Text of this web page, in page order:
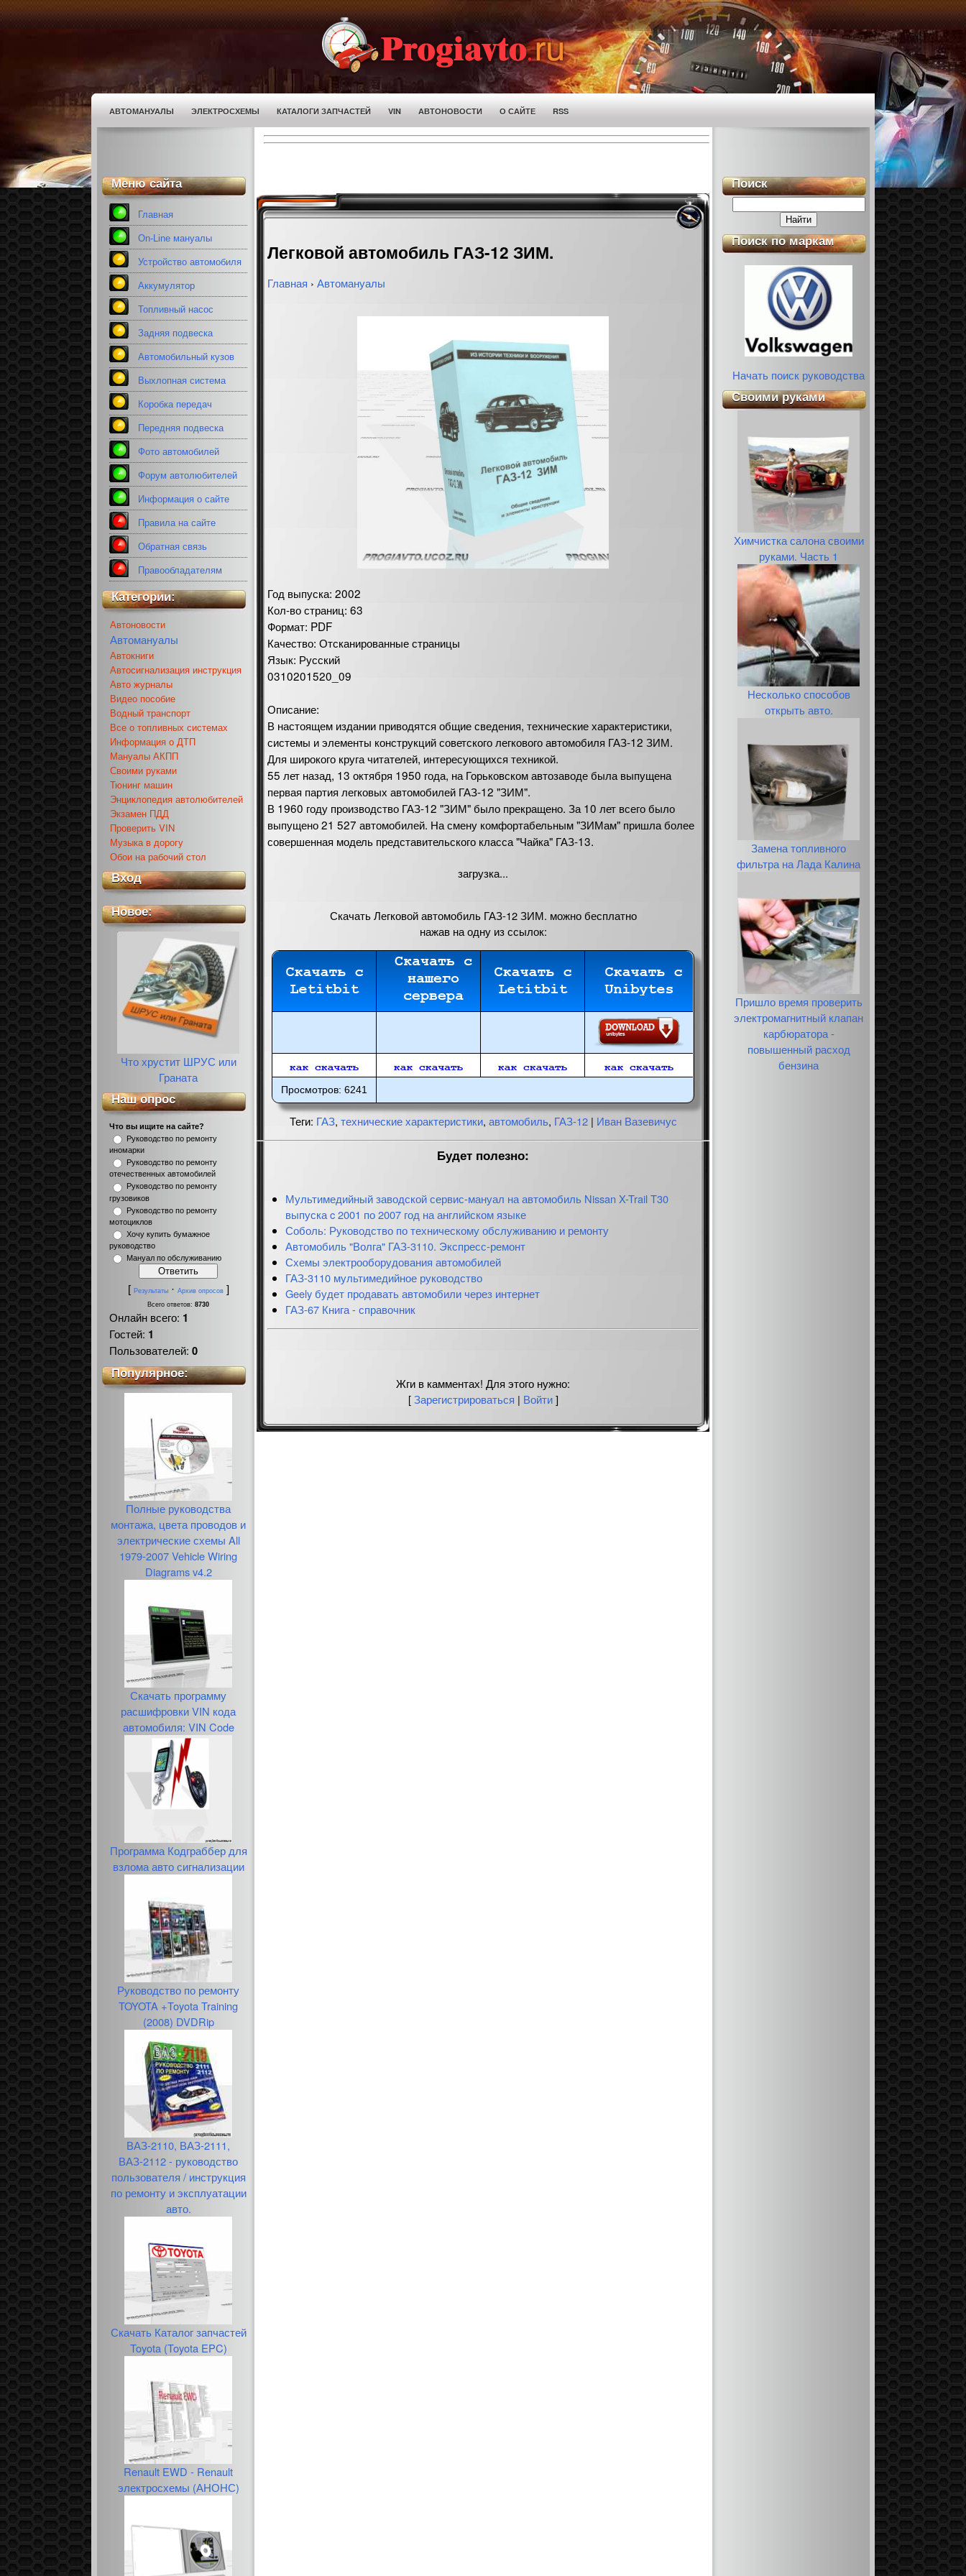
АВТОМАНУАЛЫ ЭЛЕКТРОСХЕМЫ КАТАЛОГИ ЗАПЧАСТЕЙ VIN АВТОНОВОСТИ О САЙТЕ RSS
Меню сайта
Главная
On-Line мануалы
Устройство автомобиля
Аккумулятор
Топливный насос
Задняя подвеска
Автомобильный кузов
Выхлопная система
Коробка передач
Передняя подвеска
Фото автомобилей
Форум автолюбителей
Информация о сайте
Правила на сайте
Обратная связь
Правообладателям
Категории:
Автоновости
Автомануалы
Автокниги
Автосигнализация инструкция
Авто журналы
Видео пособие
Водный транспорт
Все о топливных системах
Информация о ДТП
Мануалы АКПП
Своими руками
Тюнинг машин
Энциклопедия автолюбителей
Экзамен ПДД
Проверить VIN
Музыка в дорогу
Обои на рабочий стол
Вход
Новое:
Что хрустит ШРУС или
Граната
Наш опрос
Что вы ищите на сайте?
Руководство по ремонту
иномарки
Руководство по ремонту
отечественных автомобилей
Руководство по ремонту
грузовиков
Руководство по ремонту
мотоциклов
Хочу купить бумажное
руководство
Мануал по обслуживанию
[ Результаты· Архив опросов]
Всего ответов: 8730
Онлайн всего: 1
Гостей: 1
Пользователей: 0
Популярное:
Полные руководства
монтажа, цвета проводов и
электрические схемы All
1979-2007 Vehicle Wiring
Diagrams v4.2
Скачать программу
расшифровки VIN кода
автомобиля: VIN Code
Программа Кодграббер для
взлома авто сигнализации
Руководство по ремонту
TOYOTA +Toyota Training
(2008) DVDRip
ВАЗ-2110, ВАЗ-2111,
ВАЗ-2112 - руководство
пользователя / инструкция
по ремонту и эксплуатации
авто.
Скачать Каталог запчастей
Toyota (Toyota EPC)
Renault EWD - Renault
электросхемы (АНОНС)
Легковой автомобиль ГАЗ-12 ЗИМ.
Главная › Автомануалы
Год выпуска: 2002
Кол-во страниц: 63
Формат: PDF
Качество: Отсканированные страницы
Язык: Русский
0310201520_09
Описание:
В настоящем издании приводятся общие сведения, технические характеристики,
системы и элементы конструкций советского легкового автомобиля ГАЗ-12 ЗИМ.
Для широкого круга читателей, интересующихся техникой.
55 лет назад, 13 октября 1950 года, на Горьковском автозаводе была выпущена
первая партия легковых автомобилей ГАЗ-12 "ЗИМ".
В 1960 году производство ГАЗ-12 "ЗИМ" было прекращено. За 10 лет всего было
выпущено 21 527 автомобилей. На смену комфортабельным "ЗИМам" пришла более
совершенная модель представительского класса "Чайка" ГАЗ-13.
загрузка...
Скачать Легковой автомобиль ГАЗ-12 ЗИМ. можно бесплатно
нажав на одну из ссылок:
Просмотров: 6241
Теги: ГАЗ, технические характеристики, автомобиль, ГАЗ-12| Иван Вазевичус
Будет полезно:
Мультимедийный заводской сервис-мануал на автомобиль Nissan X-Trail T30
выпуска c 2001 по 2007 год на английском языке
Соболь: Руководство по техническому обслуживанию и ремонту
Автомобиль "Волга" ГАЗ-3110. Экспресс-ремонт
Схемы электрооборудования автомобилей
ГАЗ-3110 мультимедийное руководство
Geely будет продавать автомобили через интернет
ГАЗ-67 Книга - справочник
Жги в камментах! Для этого нужно:
[Зарегистрироваться | Войти]
Поиск
Поиск по маркам
Начать поиск руководства
Своими руками
Химчистка салона своими
руками. Часть 1
Несколько способов
открыть авто.
Замена топливного
фильтра на Лада Калина
Пришло время проверить
электромагнитный клапан
карбюратора -
повышенный расход
бензина